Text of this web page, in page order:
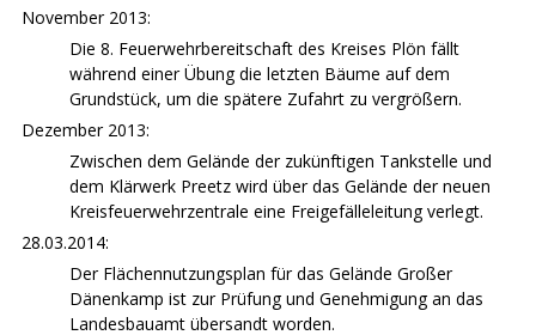
November 2013:
Die 8. Feuerwehrbereitschaft des Kreises Plön fällt
während einer Übung die letzten Bäume auf dem
Grundstück, um die spätere Zufahrt zu vergrößern.
Dezember 2013:
Zwischen dem Gelände der zukünftigen Tankstelle und
dem Klärwerk Preetz wird über das Gelände der neuen
Kreisfeuerwehrzentrale eine Freigefälleleitung verlegt.
28.03.2014:
Der Flächennutzungsplan für das Gelände Großer
Dänenkamp ist zur Prüfung und Genehmigung an das
Landesbauamt übersandt worden.